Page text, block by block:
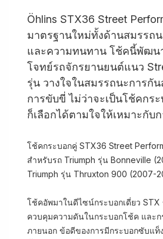
Öhlins STX36 Street
มาตรฐานใหม่ทั้งด้านสมรรถ
และความทนทาน โช้คนี้พัฒน
โจทย์รถจักรยานยนต์แนว
รุ่น วางใจในสมรรถนะการกั
การขับขี่ ไม่ว่าจะเป็นโช้คกร
ก็เลือกได้ตามใจให้เหมาะกับ
โช้คกระบอกคู่ STX36 Street
สำหรับรถ Triumph รุ่น Bonneville
Triumph รุ่น Thruxton 900 (2007-
โช้คอัพมาในดีไซน์กระบอกเดี่ยว STX
ควบคุมความดันในกระบอกโช้ค และ
ภายนอก ข้อดีของการมีกระบอกซับแท็